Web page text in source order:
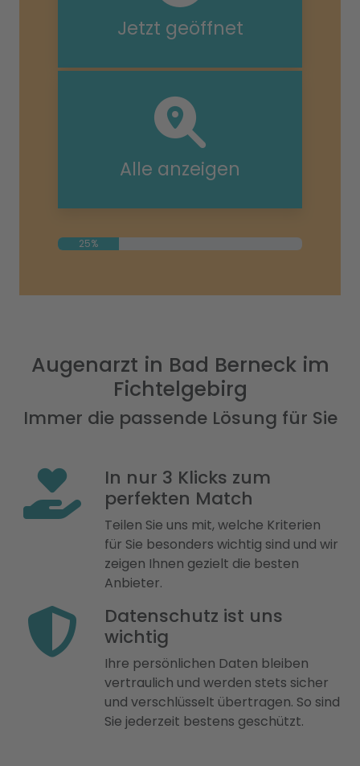
Jetzt geöffnet
Alle anzeigen
25%
Augenarzt in Bad Berneck im
Fichtelgebirg
Immer die passende Lösung für Sie
In nur 3 Klicks zum
perfekten Match
Teilen Sie uns mit, welche Kriterien
für Sie besonders wichtig sind und wir
zeigen Ihnen gezielt die besten
Anbieter.
Datenschutz ist uns
wichtig
Ihre persönlichen Daten bleiben
vertraulich und werden stets sicher
und verschlüsselt übertragen. So sind
Sie jederzeit bestens geschützt.